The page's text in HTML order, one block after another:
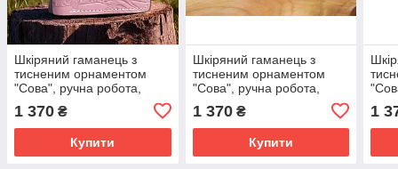
Шкіряний гаманець з
тисненим орнаментом
"Сова", ручна робота,
рожевого кольору, 10х11
см
1 370 ₴
Купити
Шкіряний гаманець з
тисненим орнаментом
"Сова", ручна робота,
червоного кольору, 10х11
см
1 370₴
Купити
см
1